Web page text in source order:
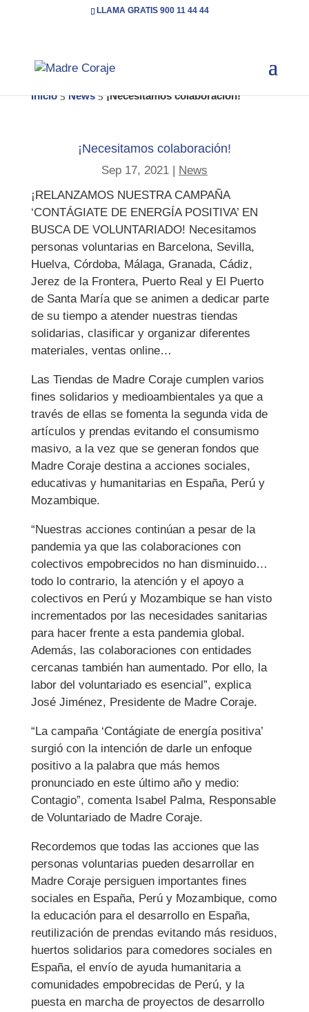
LLAMA GRATIS 900 11 44 44
Inicio 5 News 5 ¡Necesitamos colaboración!
¡Necesitamos colaboración!
Sep 17, 2021| News
¡RELANZAMOS NUESTRA CAMPAÑA
‘CONTÁGIATE DE ENERGÍA POSITIVA’ EN
BUSCA DE VOLUNTARIADO! Necesitamos
personas voluntarias en Barcelona, Sevilla,
Huelva, Córdoba, Málaga, Granada, Cádiz,
Jerez de la Frontera, Puerto Real y El Puerto
de Santa María que se animen a dedicar parte
de su tiempo a atender nuestras tiendas
solidarias, clasificar y organizar diferentes
materiales, ventas online…
Las Tiendas de Madre Coraje cumplen varios
fines solidarios y medioambientales ya que a
través de ellas se fomenta la segunda vida de
artículos y prendas evitando el consumismo
masivo, a la vez que se generan fondos que
Madre Coraje destina a acciones sociales,
educativas y humanitarias en España, Perú y
Mozambique.
“Nuestras acciones continúan a pesar de la
pandemia ya que las colaboraciones con
colectivos empobrecidos no han disminuido…
todo lo contrario, la atención y el apoyo a
colectivos en Perú y Mozambique se han visto
incrementados por las necesidades sanitarias
para hacer frente a esta pandemia global.
Además, las colaboraciones con entidades
cercanas también han aumentado. Por ello, la
labor del voluntariado es esencial”, explica
José Jiménez, Presidente de Madre Coraje.
“La campaña ‘Contágiate de energía positiva’
surgió con la intención de darle un enfoque
positivo a la palabra que más hemos
pronunciado en este último año y medio:
Contagio”, comenta Isabel Palma, Responsable
de Voluntariado de Madre Coraje.
Recordemos que todas las acciones que las
personas voluntarias pueden desarrollar en
Madre Coraje persiguen importantes fines
sociales en España, Perú y Mozambique, como
la educación para el desarrollo en España,
reutilización de prendas evitando más residuos,
huertos solidarios para comedores sociales en
España, el envío de ayuda humanitaria a
comunidades empobrecidas de Perú, y la
puesta en marcha de proyectos de desarrollo